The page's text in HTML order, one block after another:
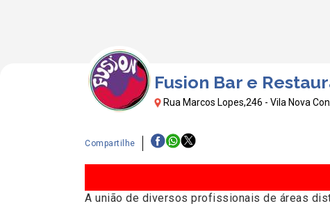
Fusion Bar e
Rua Marcos Lopes,246 - Vila Nova
Compartilhe
A união de diversos profissionais de áreas